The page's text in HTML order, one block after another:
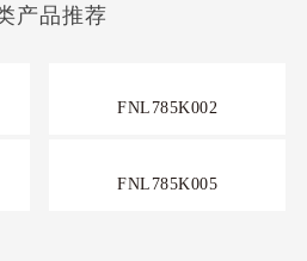
产品推荐
FNL785K002
FNL785K005